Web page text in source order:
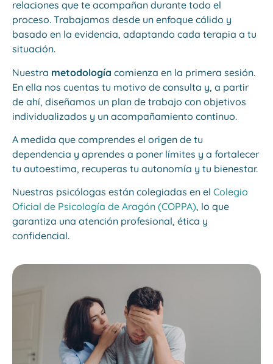
relaciones que te acompañan durante todo el
proceso. Trabajamos desde un enfoque cálido y
basado en la evidencia, adaptando cada terapia a tu
situación.
Nuestra metodología comienza en la primera sesión.
En ella nos cuentas tu motivo de consulta y, a partir
de ahí, diseñamos un plan de trabajo con objetivos
individualizados y un acompañamiento continuo.
A medida que comprendes el origen de tu
dependencia y aprendes a poner límites y a fortalecer
tu autoestima, recuperas tu autonomía y tu bienestar.
Nuestras psicólogas están colegiadas en el Colegio
Oficial de Psicología de Aragón (COPPA), lo que
garantiza una atención profesional, ética y
confidencial.